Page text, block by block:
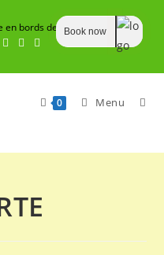
bords de Rance
0 Menu
Book now